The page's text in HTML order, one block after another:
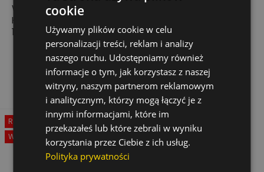
WIERTŁO DO METALU
HSS-R, Ø 7.2 MM X
109 MM (10 SZT.)
Cena
49,95 zł
Dodaj do koszyka
117 MM (10 SZT.)
Cena
64,44 zł
Dodaj do koszyka
Rabat
Wyprzedaż!
cookie
Używamy plików cookie w celu
personalizacji treści, reklam i analizy
naszego ruchu. Udostępniamy również
informacje o tym, jak korzystasz z naszej
witryny, naszym partnerom reklamowym
i analitycznym, którzy mogą łączyć je z
innymi informacjami, które im
przekazałeś lub które zebrali w wyniku
korzystania przez Ciebie z ich usług.
Polityka prywatności